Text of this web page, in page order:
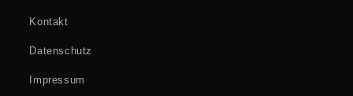
Kontakt
Datenschutz
Impressum